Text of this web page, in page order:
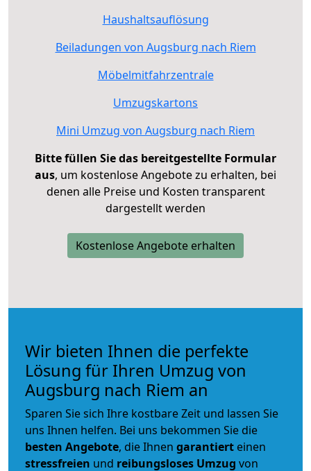
Haushaltsauflösung
Beiladungen von Augsburg nach Riem
Möbelmitfahrzentrale
Umzugskartons
Mini Umzug von Augsburg nach Riem
Bitte füllen Sie das bereitgestellte Formular
aus, um kostenlose Angebote zu erhalten, bei
denen alle Preise und Kosten transparent
dargestellt werden
Kostenlose Angebote erhalten
Wir bieten Ihnen die perfekte
Lösung für Ihren Umzug von
Augsburg nach Riem an
Sparen Sie sich Ihre kostbare Zeit und lassen Sie
uns Ihnen helfen. Bei uns bekommen Sie die
besten Angebote, die Ihnen garantiert einen
stressfreien und reibungsloses Umzug von